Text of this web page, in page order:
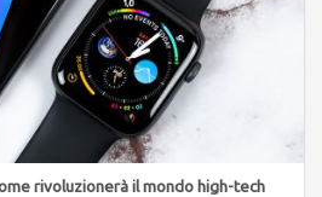
rivoluzionerà il mondo high-tech